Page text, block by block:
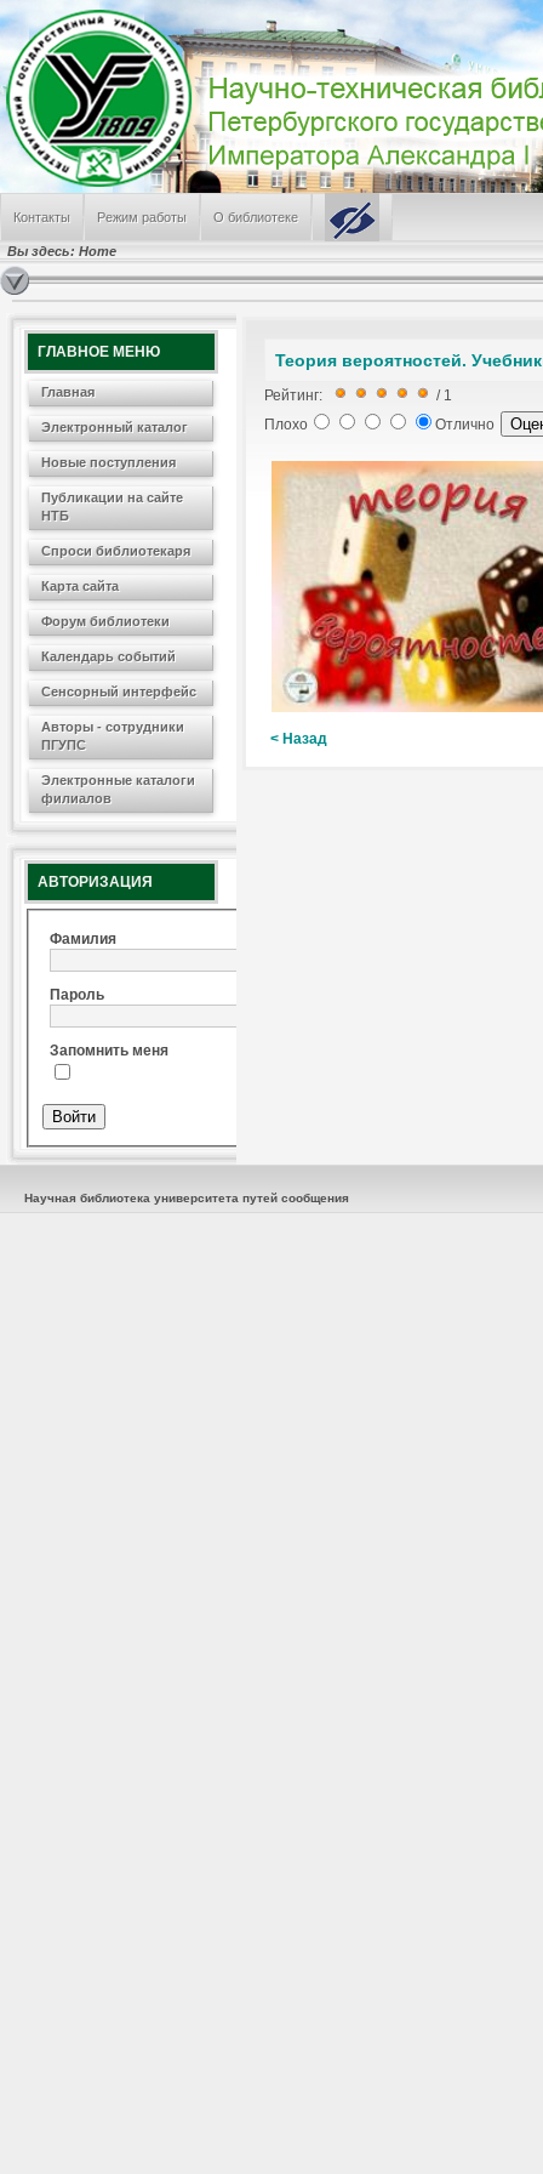
Контакты Режим работы О библиотеке
Вы здесь: Home
ГЛАВНОЕ МЕНЮ
Главная
Электронный каталог
Новые поступления
Публикации на сайте
НТБ
Спроси библиотекаря
Карта сайта
Форум библиотеки
Календарь событий
Сенсорный интерфейс
Авторы - сотрудники
ПГУПС
Электронные каталоги
филиалов
АВТОРИЗАЦИЯ
Фамилия
Пароль
Запомнить меня
Теория вероятностей.
Рейтинг:
/ 1
Плохо
Отлично
< Назад
Научная библиотека университета путей сообщения